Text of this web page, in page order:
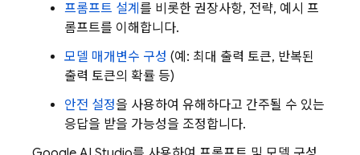
프롬프트 설계 를 비롯한 권장사항, 전략, 예시 프
롬프트를 이해합니다.
모델 매개변수 구성 (예: 최대 출력 토큰, 반복된
출력 토큰의 확률 등)
안전 설정을 사용하여 유해하다고 간주될 수 있는
응답을 받을 가능성을 조정합니다.